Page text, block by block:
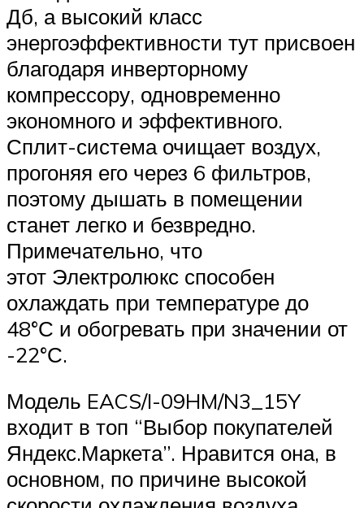
Дб, а высокий класс
энергоэффективности тут присвоен
благодаря инверторному
компрессору, одновременно
экономного и эффективного.
Сплит-система очищает воздух,
прогоняя его через 6 фильтров,
поэтому дышать в помещении
станет легко и безвредно.
Примечательно, что
этот Электролюкс способен
охлаждать при температуре до
48°С и обогревать при значении от
-22°С.
Модель EACS/I-09HM/N3_15Y
входит в топ “Выбор покупателей
Яндекс.Маркета”. Нравится она, в
основном, по причине высокой